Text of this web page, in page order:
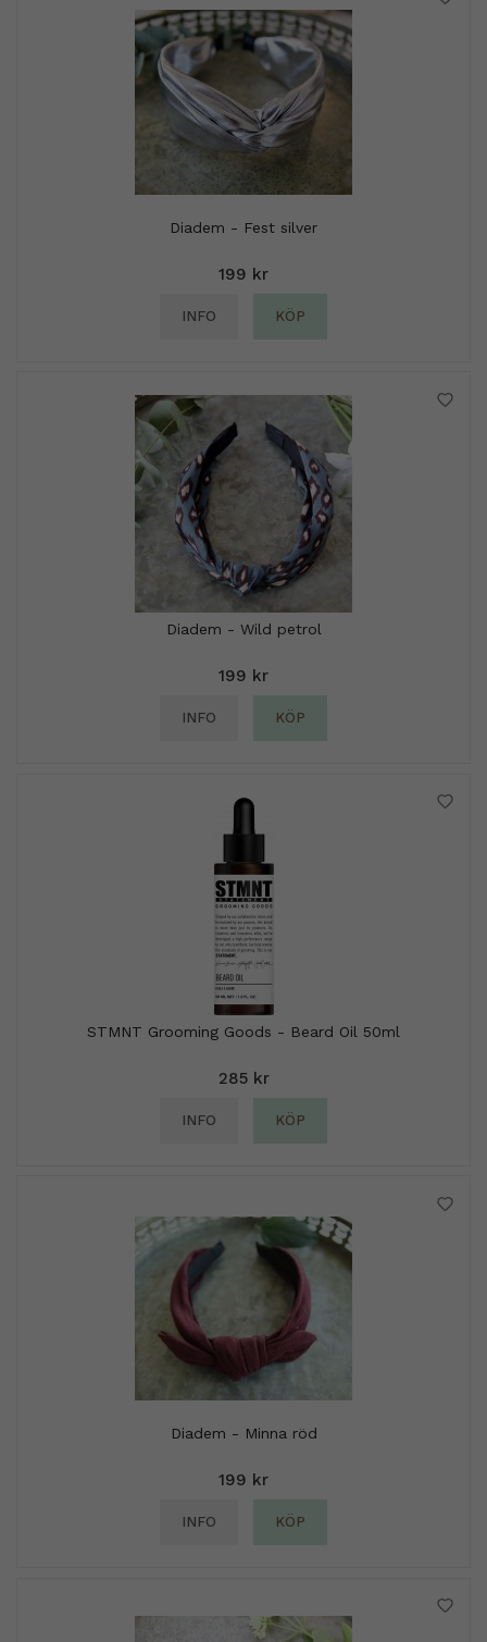
Diadem - Fest silver
199 kr
INFO KÖP
Diadem - Wild petrol
199 kr
INFO KÖP
STMNT Grooming Goods - Beard Oil 50ml
285 kr
INFO KÖP
Diadem - Minna röd
199 kr
INFO KÖP